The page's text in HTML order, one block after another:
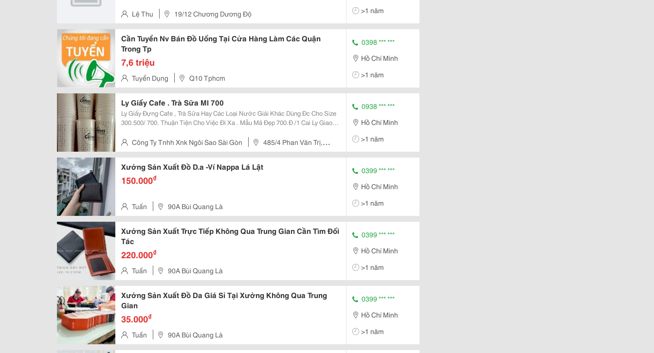
Lệ Thu 19/12 Chương Dương Độ
>1 năm
Cần Tuyển Nv Bán Đồ Uống Tại Cửa Hàng Làm Các Quận
Trong Tp
7,6 triệu
Tuyển Dụng Q10 Tphcm
0398 *** ***
Hồ Chí Minh
>1 năm
Ly Giấy Cafe . Trà Sữa Ml 700
Ly Giấy Đựng Cafe , Trà Sữa Hay Các Loại Nước Giải Khác Dùng Đc Cho Size
300.500/ 700. Thuận Tiện Cho Việc Đi Xa . Mẫu Mã Đẹp 700.Đ /1 Cai Ly Giao
Hàn Quốc) Quận 10:...
Công Ty Tnhh Xnk Ngôi Sao Sài Gòn
485/4 Phan Văn Trị,
Phường 5, Gò Vấp
0938 *** ***
Hồ Chí Minh
>1 năm
Xưởng Sản Xuất Đồ D.a -Ví Nappa Lá Lật
150.000₫
Tuấn 90A Bùi Quang Là
0399 *** ***
Hồ Chí Minh
>1 năm
Xưởng Sản Xuất Trực Tiếp Không Qua Trung Gian Cần Tìm Đối
Tác
220.000₫
Tuấn 90A Bùi Quang Là
0399 *** ***
Hồ Chí Minh
>1 năm
Xưởng Sản Xuất Đồ Da Giá Sỉ Tại Xưởng Không Qua Trung
Gian
35.000₫
Tuấn 90A Bùi Quang Là
0399 *** ***
Hồ Chí Minh
>1 năm